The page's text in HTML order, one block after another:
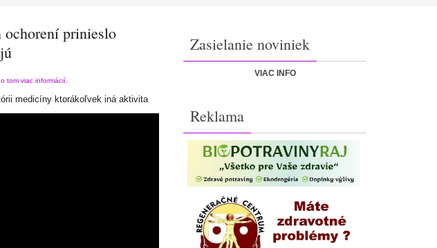
prinieslo
tom viac informácií.
medicíny ktorákoľvek iná aktivita
Zasielanie noviniek
VIAC INFO
Reklama